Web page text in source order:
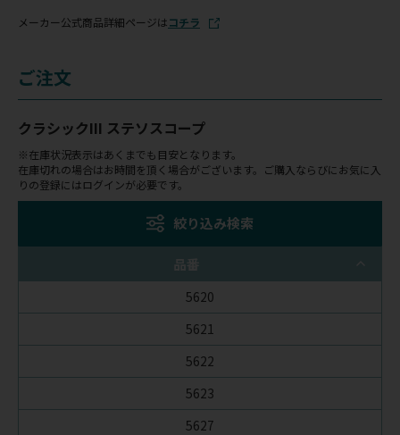
メーカー公式商品詳細ページはコチラ
ご注文
クラシックIII ステソスコープ
※在庫状況表示はあくまでも目安となります。
在庫切れの場合はお時間を頂く場合がございます。ご購入ならびにお気に入
りの登録にはログインが必要です。
絞り込み検索
5620
5621
5622
5623
5627
品番